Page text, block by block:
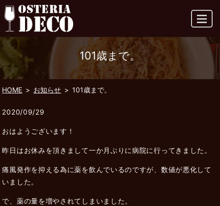
MENU
101歳まで。
HOME お知らせ 101歳まで。
2020/09/29
おはようございます！
昨日はお休みを頂きまして一か月ぶりに病院に行ってきました。
痛風発作を抑える為に薬を飲んでいるのですが、数値が悪化して
いました。
で、薬の量を増やされてしまいました。